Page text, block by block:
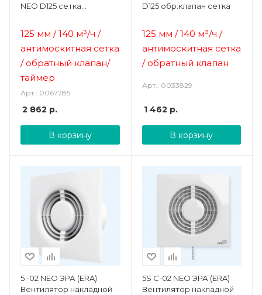
NEO D125 сетка
125 мм / 140 м³/ч /
антимоскитная сетка
/ обратный клапан/
таймер
Арт.: 0067785
2 862 р.
В корзину
D125 обр.клапан сетка
125 мм / 140 м³/ч /
антимоскитная сетка
/ обратный клапан
Арт.: 0033829
1 462 р.
В корзину
5 -02 NEO ЭРА (ERA)
Вентилятор накладной
5S C-02 NEO ЭРА (ERA)
Вентилятор накладной